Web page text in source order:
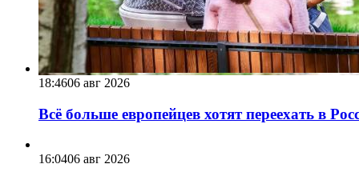
18:4606 авг 2026
Всё больше европейцев хотят переехать в
16:0406 авг 2026